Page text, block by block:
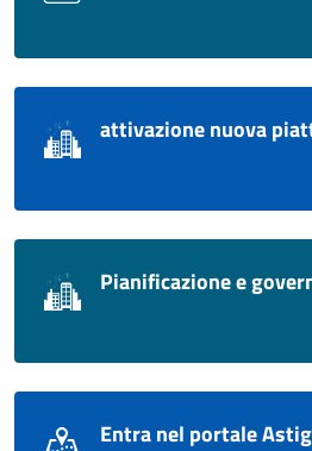
attivazione nuova
Pianificazione e
Entra nel portale